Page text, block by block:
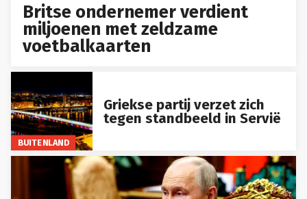
Britse ondernemer verdient
miljoenen met zeldzame
voetbalkaarten
BUITENLAND
Griekse partij verzet zich
tegen standbeeld in Servië